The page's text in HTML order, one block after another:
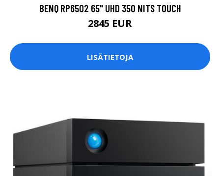
BENQ RP6502 65" UHD 350 NITS TOUCH
2845 EUR
LISÄTIETOJA